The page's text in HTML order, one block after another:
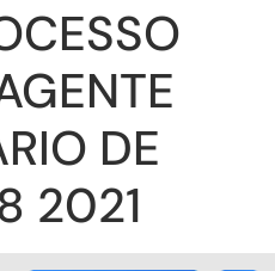
DE
2021